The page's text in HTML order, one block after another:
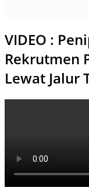
VIDEO :
Rekrutmen
Lewat Jalur